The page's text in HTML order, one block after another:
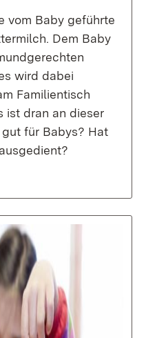
vom Baby geführte
Dem Baby
wird dabei
Familientisch
ist dran an dieser
für Babys? Hat